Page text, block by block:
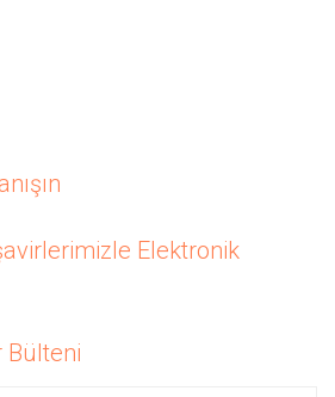
Elektronik
Bülteni